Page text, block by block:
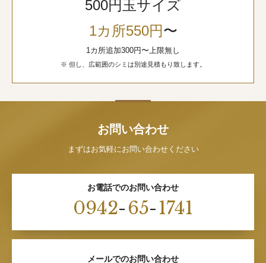
500円玉サイズ
1カ所550円〜
1カ所追加300円〜上限無し
※ 但し、広範囲のシミは別途見積もり致します。
お問い合わせ
まずはお気軽にお問い合わせください
お電話でのお問い合わせ
0942-65-1741
メールでのお問い合わせ